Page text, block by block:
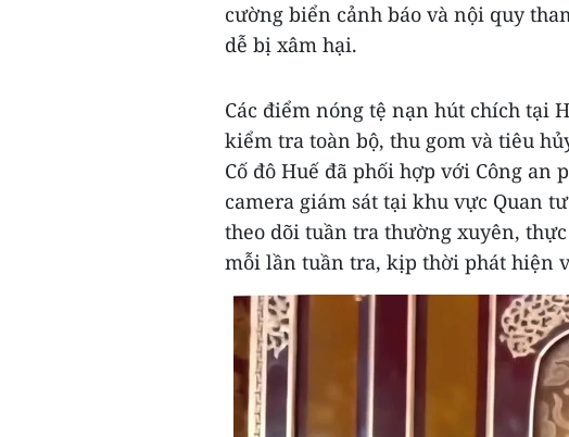
cường biển cảnh báo và nội quy
dễ bị xâm hại.
Các điểm nóng tệ nạn hút chích tại
kiểm tra toàn bộ, thu gom và tiêu
Cố đô Huế đã phối hợp với Công an
camera giám sát tại khu vực Quan
theo dõi tuần tra thường xuyên,
mỗi lần tuần tra, kịp thời phát hiện